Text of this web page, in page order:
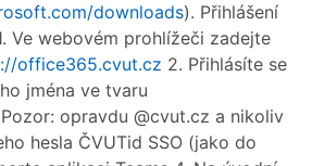
downloads). Přihlášení
Ve webovém prohlížeči zadejte
office365.cvut.cz 2. Přihlásíte se
jména ve tvaru
opravdu @cvut.cz a nikoliv
hesla ČVUTid SSO (jako do